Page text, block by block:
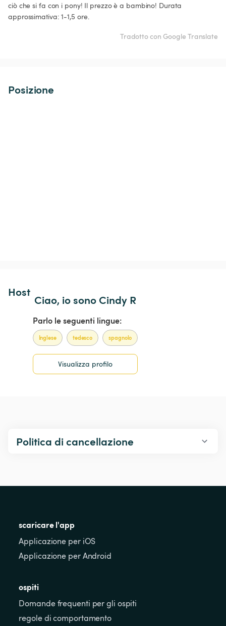
ciò che si fa con i pony! Il prezzo è a bambino! Durata
approssimativa: 1-1,5 ore.
Tradotto con Google Translate
Posizione
Host
Ciao, io sono Cindy R
Parlo le seguenti lingue:
Inglese tedesco spagnolo
Visualizza profilo
Politica di cancellazione
scaricare l'app
Applicazione per iOS
Applicazione per Android
ospiti
Domande frequenti per gli ospiti
regole di comportamento